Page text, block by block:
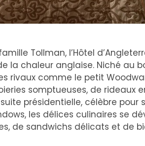
Tollman, l’Hôtel
la chaleur anglaise. Niché au
rivaux comme le petit
somptueuses, de rideaux
présidentielle, célèbre pour
les délices culinaires se
de sandwichs délicats et de